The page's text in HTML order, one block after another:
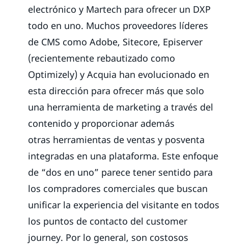
electrónico y Martech para ofrecer un DXP
todo en uno. Muchos proveedores líderes
de CMS como Adobe, Sitecore, Episerver
(recientemente rebautizado como
Optimizely) y Acquia han evolucionado en
esta dirección para ofrecer más que solo
una herramienta de marketing a través del
contenido y proporcionar además
otras herramientas de ventas y posventa
integradas en una plataforma. Este enfoque
de “dos en uno” parece tener sentido para
los compradores comerciales que buscan
unificar la experiencia del visitante en todos
los puntos de contacto del customer
journey. Por lo general, son costosos